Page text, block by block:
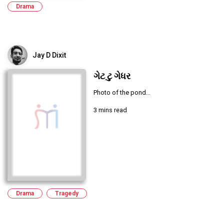
Drama
Jay D Dixit
ગેટ ટુ ગેધર
Photo of the pond...
3 mins read
Drama Tragedy